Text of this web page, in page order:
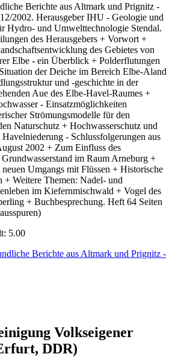
Berichte aus Altmark und Prignitz -
2002. Herausgeber IHU - Geologie und
Hydro- und Umwelttechnologie Stendal.
des Herausgebers + Vorwort +
des Gebietes von
Elbe - ein Überblick + Polderflutungen
der Deiche im Bereich Elbe-Aland
und -geschichte in der
Aue des Elbe-Havel-Raumes +
- Einsatzmöglichkeiten
Strömungsmodelle für den
Naturschutz + Hochwasserschutz und
- Schlussfolgerungen aus
2002 + Zum Einfluss des
im Raum Arneburg +
Umgangs mit Flüssen + Historische
+ Weitere Themen: Nadel- und
im Kiefernmischwald + Vogel des
+ Buchbesprechung. Heft 64 Seiten
5.00
Volkseigener
DDR)